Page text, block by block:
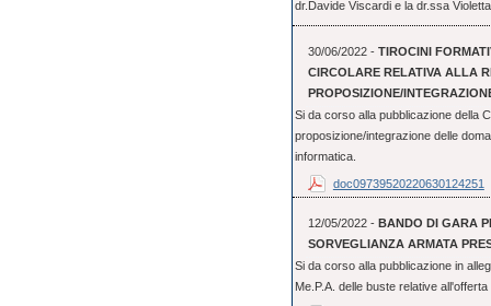
dr.Davide Viscardi e la dr.ssa
30/06/2022 - TIROCINI
CIRCOLARE RELATIVA ALLA
PROPOSIZIONE/
Si da corso alla pubblicazione della
proposizione/integrazione delle
informatica.
doc09739520220630124251
12/05/2022 - BANDO DI GARA
SORVEGLIANZA ARMATA
Si da corso alla pubblicazione in
Me.P.A. delle buste relative